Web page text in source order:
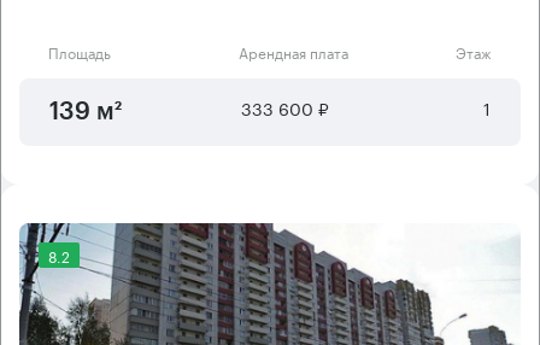
Площадь Арендная плата Этаж
139 м² 333 600 ₽ 1
8.2